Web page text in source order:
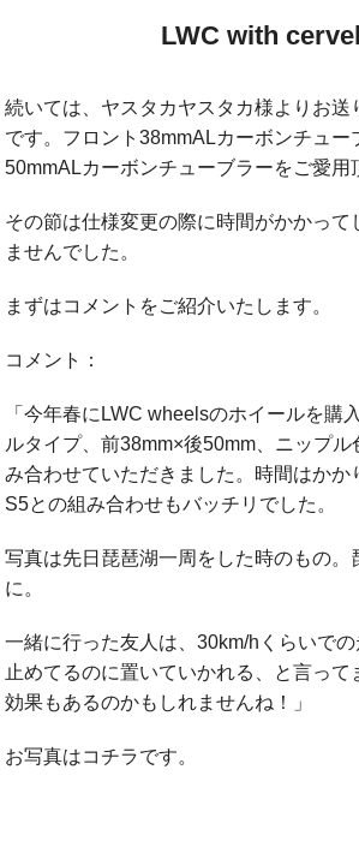
LWC with
続いては、ヤスタカヤスタカ様よりお送
です。フロント38mmALカーボンチュー
50mmALカーボンチューブラーをご愛用
その節は仕様変更の際に時間がかかって
ませんでした。
まずはコメントをご紹介いたします。
コメント：
「今年春にLWC wheelsのホイールを購
ルタイプ、前38mm×後50mm、ニップル
み合わせていただきました。時間はかか
S5との組み合わせもバッチリでした。
写真は先日琵琶湖一周をした時のもの。
に。
一緒に行った友人は、30km/hくらいで
止めてるのに置いていかれる、と言って
効果もあるのかもしれませんね！」
お写真はコチラです。